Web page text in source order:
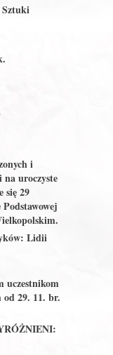
i
na uroczyste
się 29
Lidii
uczestnikom
od 29. 11. br.